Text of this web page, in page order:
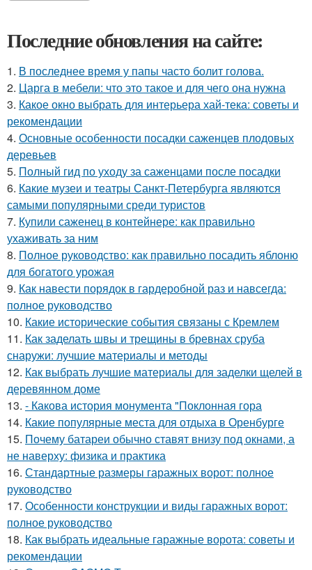
Последние обновления на сайте:
1. В последнее время у папы часто болит голова.
2. Царга в мебели: что это такое и для чего она нужна
3. Какое окно выбрать для интерьера хай-тека: советы и
рекомендации
4. Основные особенности посадки саженцев плодовых
деревьев
5. Полный гид по уходу за саженцами после посадки
6. Какие музеи и театры Санкт-Петербурга являются
самыми популярными среди туристов
7. Купили саженец в контейнере: как правильно
ухаживать за ним
8. Полное руководство: как правильно посадить яблоню
для богатого урожая
9. Как навести порядок в гардеробной раз и навсегда:
полное руководство
10. Какие исторические события связаны с Кремлем
11. Как заделать швы и трещины в бревнах сруба
снаружи: лучшие материалы и методы
12. Как выбрать лучшие материалы для заделки щелей в
деревянном доме
13. - Какова история монумента "Поклонная гора
14. Какие популярные места для отдыха в Оренбурге
15. Почему батареи обычно ставят внизу под окнами, а
не наверху: физика и практика
16. Стандартные размеры гаражных ворот: полное
руководство
17. Особенности конструкции и виды гаражных ворот:
полное руководство
18. Как выбрать идеальные гаражные ворота: советы и
рекомендации